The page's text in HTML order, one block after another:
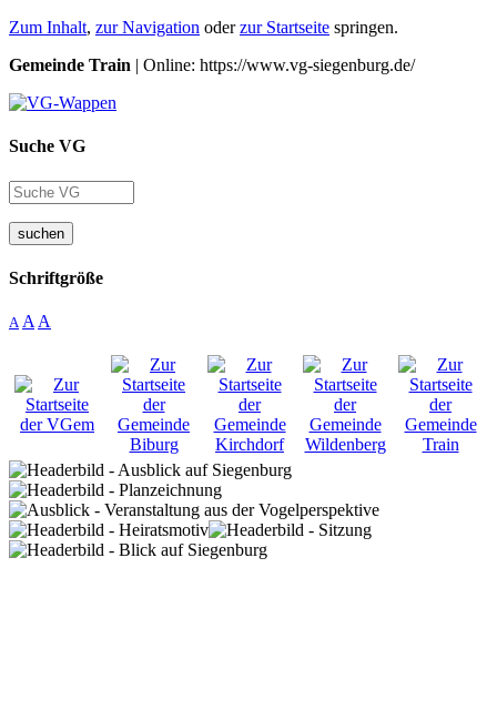
Zum Inhalt, zur Navigation oderzur Startseite springen.
Gemeinde Train | Online: https://www.vg-siegenburg.de/
Suche VG
suchen
Schriftgröße
A A A